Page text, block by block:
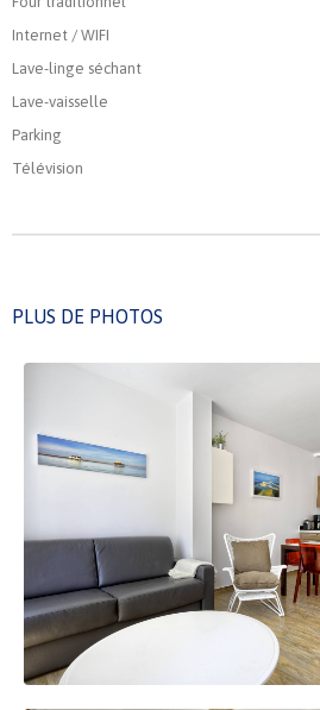
Internet / WIFI
Lave-linge séchant
Lave-vaisselle
Parking
Télévision
PLUS DE PHOTOS